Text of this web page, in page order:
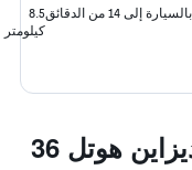
إلى 14 من الدقائق
8.5
كيلومتر
هوتل 36